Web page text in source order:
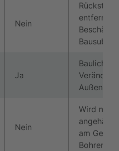
Nein
Ja
Bauliche
Nein
Wird nur
am
Bohren)